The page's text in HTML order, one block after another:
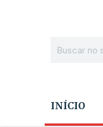
INÍCIO